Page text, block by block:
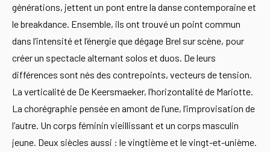
générations, jettent un pont entre la danse contemporaine et
le breakdance. Ensemble, ils ont trouvé un point commun
dans l’intensité et l’énergie que dégage Brel sur scène, pour
créer un spectacle alternant solos et duos. De leurs
différences sont nés des contrepoints, vecteurs de tension.
La verticalité de De Keersmaeker, l’horizontalité de Mariotte.
La chorégraphie pensée en amont de l’une, l’improvisation de
l’autre. Un corps féminin vieillissant et un corps masculin
jeune. Deux siècles aussi : le vingtième et le vingt-et-unième.